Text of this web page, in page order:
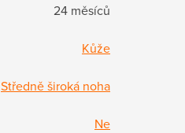
24 měsíců
Kůže
Středně široká noha
Ne